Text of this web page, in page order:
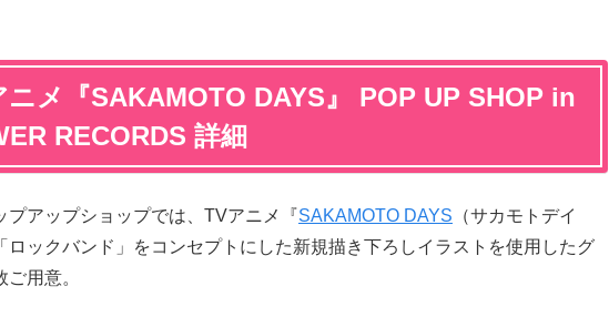
ニメ『SAKAMOTO DAYS』 POP UP SHOP in
RECORDS 詳細
プアップショップでは、TVアニメ『SAKAMOTO DAYS （サカモトデイ
ロックバンド」をコンセプトにした新規描き下ろしイラストを使用したグ
ご用意。